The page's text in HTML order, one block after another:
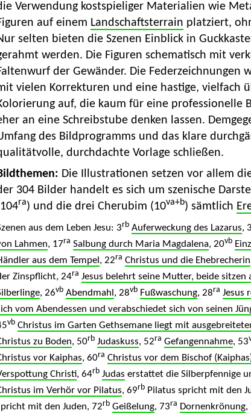
Verwendung kostspieliger Materialien wie
auf einem Landschaftsterrain platziert,
selten bieten die Szenen Einblick in
werden. Die Figuren schematisch mit
der Gewänder. Die Federzeichnungen
vielen Korrekturen und eine hastige, vielfach
auf, die kaum für eine professionelle
an eine Schreibstube denken lassen.
des Bildprogramms und das klare
durchdachte Vorlage schließen.
Die Illustrationen setzen vor allem
304 Bilder handelt es sich um szenische
ra) und die drei Cherubim (10va+b) sämtlich
aus dem Leben Jesu: 3rb Auferweckung des Lazarus, 3
Lahmen, 17ra Salbung durch Maria Magdalena, 20vb
aus dem Tempel, 22ra Christus und die Ehebrecherin
Zinspflicht, 24ra Jesus belehrt seine Mutter, beide sitzen
, 26vb Abendmahl, 28vb Fußwaschung, 28ra Jesus
vom Abendessen und verabschiedet sich von seinen
vb Christus im Garten Gethsemane liegt mit
zu Boden, 50rb Judaskuss, 52ra Gefangennahme, 53
vor Kaiphas, 60ra Christus vor dem Bischof
Christi, 64rb Judas erstattet die Silberpfennige
im Verhör vor Pilatus, 69rbPilatus spricht mit den
mit den Juden, 72rb Geißelung, 73ra Dornenkrönung,